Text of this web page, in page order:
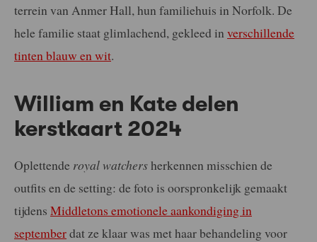
terrein van Anmer Hall, hun familiehuis in Norfolk. De
hele familie staat glimlachend, gekleed in verschillende
tinten blauw en wit.
William en Kate delen
kerstkaart 2024
Oplettende royal watchersherkennen misschien de
outfits en de setting: de foto is oorspronkelijk gemaakt
tijdens Middletons emotionele aankondiging in
septemberdat ze klaar was met haar behandeling voor